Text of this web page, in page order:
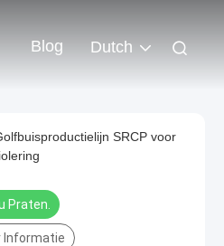
Blog Dutch
SRCP voor
Praten.
Informatie